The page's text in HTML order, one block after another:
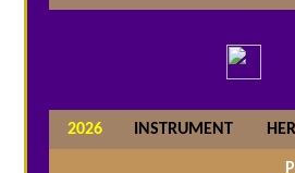
2026 INSTRUMENT